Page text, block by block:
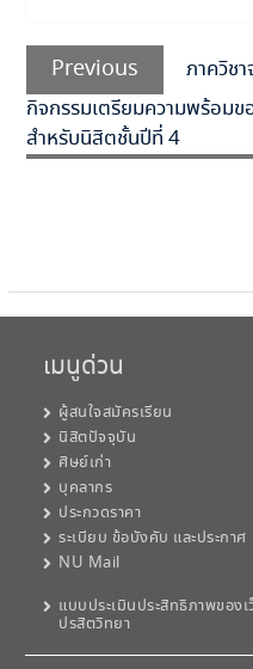
แนะแนว
เรื่อง
Previous
Previous
post:
ภาควิช
กิจกรรมเตรียมความพร้อ
สำหรับนิสิตชั้นปีที่ 4
เมนูด่วน
ผู้สนใจสมัครเรียน
นิสิตปัจจุบัน
ศิษย์เก่า
บุคลากร
ประกวดราคา
ระเบียบ ข้อบังคับ และประกาศ
NU Mail
แบบประเมินประสิทธิภาพของ
ปรสิตวิทยา